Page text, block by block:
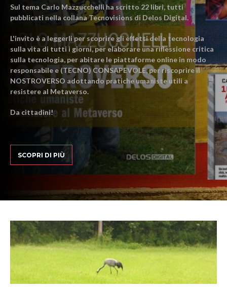
Sul tema Carlo Mazzucchelli ha scritto 22 libri, tutti
pubblicati nella collana Tecnovisions di Delos Digital.
L'invito è a leggerli per scoprire gli effetti della tecnologia
sulla vita di tutti i giorni, per elaborare una riflessione critica
sulla tecnologia, per abitare le piattaforme online in modo
responsabile e (TECNO) CONSAPEVOLE, per riscoprire il
NOSTROVERSO adottando pratiche umaniste utili a
resistere al Metaverso.
Da cittadini!
SCOPRI DI PIÙ